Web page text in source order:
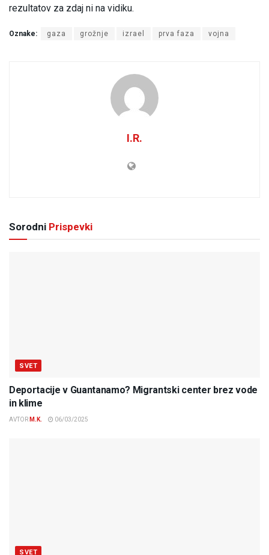
rezultatov za zdaj ni na vidiku.
Oznake: gaza grožnje izrael prva faza vojna
I.R.
Sorodni Prispevki
SVET
Deportacije v Guantanamo? Migrantski center brez vode
in klime
AVTOR M.K. 06/03/2025
SVET